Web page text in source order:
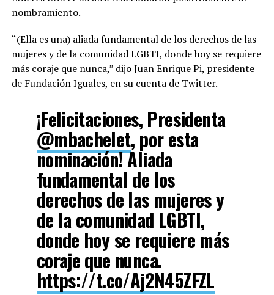
nombramiento.
“(Ella es una) aliada fundamental de los derechos de las
mujeres y de la comunidad LGBTI, donde hoy se requiere
más coraje que nunca,” dijo Juan Enrique Pi, presidente
de Fundación Iguales, en su cuenta de Twitter.
¡Felicitaciones, Presidenta
@mbachelet, por esta
nominación! Aliada
fundamental de los
derechos de las mujeres y
de la comunidad LGBTI,
donde hoy se requiere más
coraje que nunca.
https://t.co/Aj2N45ZFZL